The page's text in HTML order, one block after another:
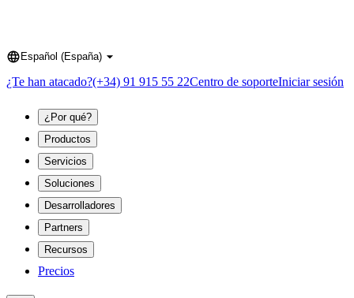
Language
Español (España)
¿Te han atacado?(+34) 91 915 55 22Centro de soporteIniciar sesión
¿Por qué?
Productos
Servicios
Soluciones
Desarrolladores
Partners
Recursos
Precios